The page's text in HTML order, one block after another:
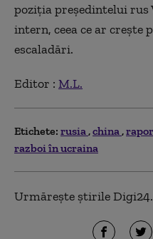
poziţia preşedintelui
intern, ceea ce ar creşte
escaladări.
Editor : M.L.
Etichete: rusia china
razboi în ucraina
Urmărește știrile